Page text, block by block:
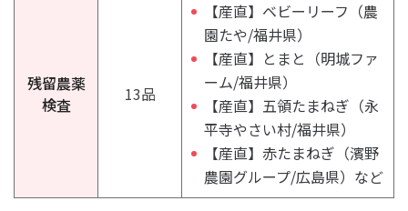
残留農薬
検査
13品
【産直】ベビーリーフ（農
園たや/福井県）
【産直】とまと（明城ファ
ーム/福井県）
【産直】五領たまねぎ（永
平寺やさい村/福井県）
【産直】赤たまねぎ（濱野
農園グループ/広島県）など